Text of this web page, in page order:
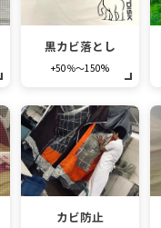
黒カビ落とし
+50％～150%
カビ防止